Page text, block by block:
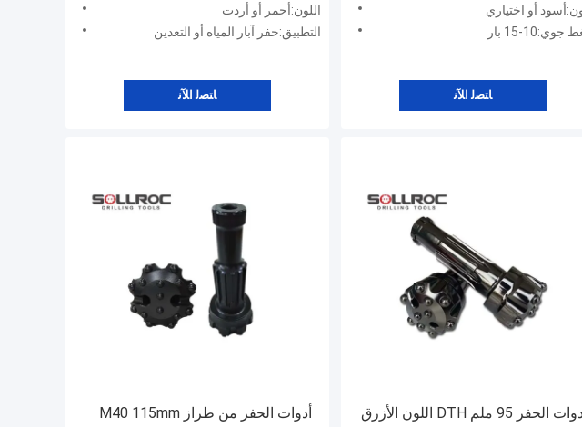
اللون:أحمر أو أردت
التطبيق:حفر آبار المياه أو التعدين
ﺎﺘﺼﻟ ﺍﻶﻧ
أو اختياري
15 بار
ﺎﺘﺼﻟ ﺍﻶﻧ
أدوات الحفر من طراز M40 115mm
أدوات الحفر 95 ملم DTH اللون الأزرق